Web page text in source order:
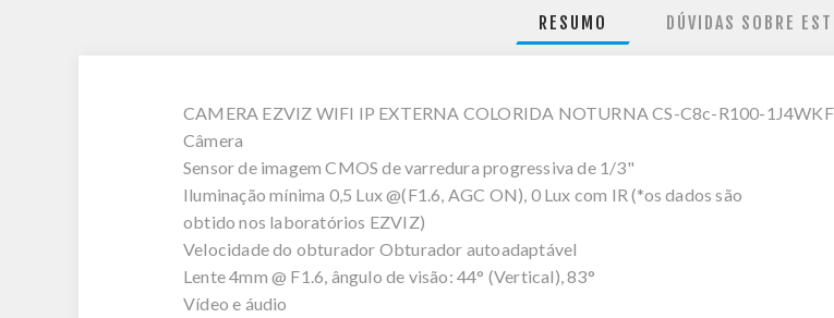
RESUMO DÚVIDAS SOBRE
CAMERA EZVIZ WIFI IP EXTERNA COLORIDA NOTURNA CS-C8c-R100-
Câmera
Sensor de imagem CMOS de varredura progressiva de 1/3"
Iluminação mínima 0,5 Lux @(F1.6, AGC ON), 0 Lux com IR (*os dados são
obtido nos laboratórios EZVIZ)
Velocidade do obturador Obturador autoadaptável
Lente 4mm @ F1.6, ângulo de visão: 44° (Vertical), 83°
Vídeo e áudio